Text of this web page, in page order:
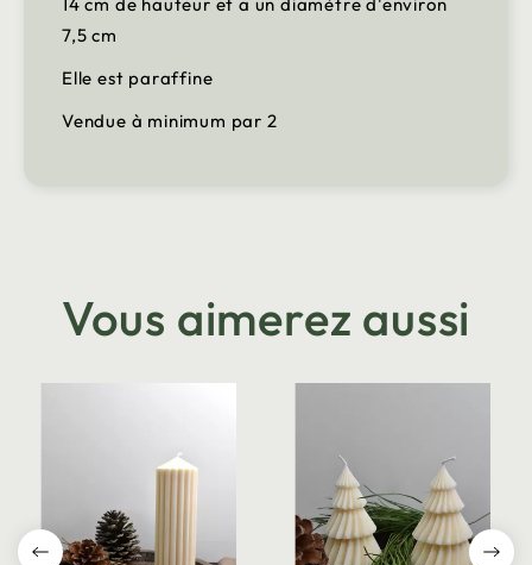
14 cm de hauteur et a un diamètre d'environ
7,5 cm
Elle est paraffine
Vendue à minimum par 2
Vous aimerez aussi